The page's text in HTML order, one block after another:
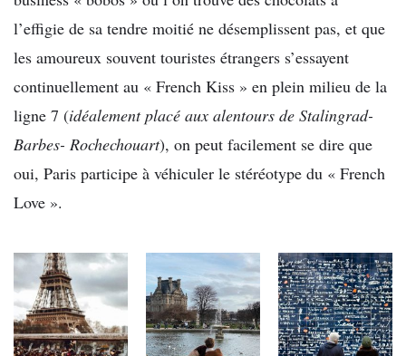
l’effigie de sa tendre moitié ne désemplissent pas, et que
les amoureux souvent touristes étrangers s’essayent
continuellement au « French Kiss » en plein milieu de la
ligne 7 (idéalement placé aux alentours de Stalingrad-
Barbes- Rochechouart), on peut facilement se dire que
oui, Paris participe à véhiculer le stéréotype du « French
Love ».